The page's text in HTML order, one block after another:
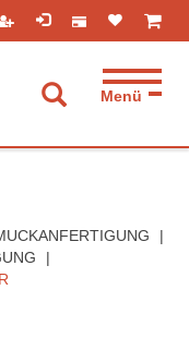
ist leerist
Menü